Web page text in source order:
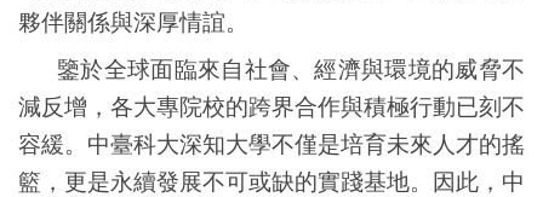
夥伴關係與深厚情誼。
鑒於全球面臨來自社會、經濟與環境的威脅不
減反增，各大專院校的跨界合作與積極行動已刻不
容緩。中臺科大深知大學不僅是培育未來人才的搖
籃，更是永續發展不可或缺的實踐基地。因此，中